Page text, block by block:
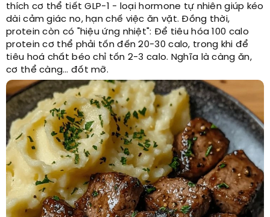
thích cơ thể tiết GLP-1 - loại hormone tự nhiên giúp kéo
dài cảm giác no, hạn chế việc ăn vặt. Đồng thời,
protein còn có "hiệu ứng nhiệt": Để tiêu hóa 100 calo
protein cơ thể phải tốn đến 20-30 calo, trong khi để
tiêu hoá chất béo chỉ tốn 2-3 calo. Nghĩa là càng ăn,
cơ thể càng… đốt mỡ.